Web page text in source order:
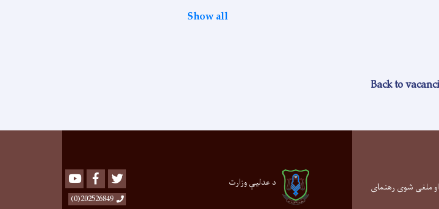
Show all
Back to
او ملغی شوی رهنمای
د عدلیې وزارت Youtube Facebook
202526849(0)